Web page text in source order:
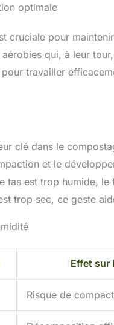
optimale
cruciale pour
qui, à leur tour,
travailler
clé dans le
et le
tas est trop humide, le
trop sec, ce geste
Effet sur
Risque de